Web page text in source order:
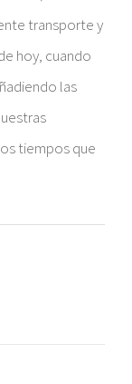
transporte y
hoy, cuando
las
tiempos que